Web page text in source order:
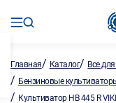
Главная/ Каталог/ Все
/ Бензиновые
/ Культиватор НВ 445 R